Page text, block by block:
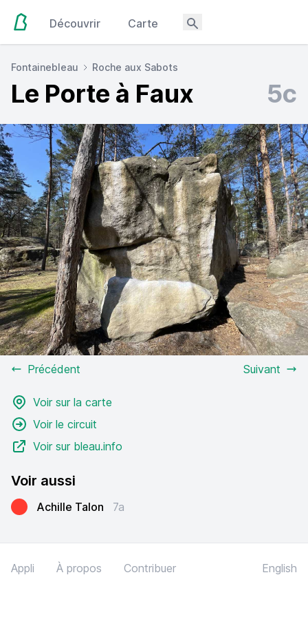
Découvrir Carte
Fontainebleau Roche aux Sabots
Le Porte à Faux 5c
Précédent Suivant
Voir sur la carte
Voir le circuit
Voir sur bleau.info
Voir aussi
Achille Talon 7a
Appli À propos Contribuer English